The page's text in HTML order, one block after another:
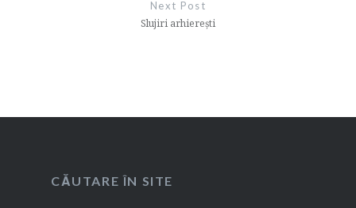
Next Post
Slujiri arhierești
CĂUTARE ÎN SITE